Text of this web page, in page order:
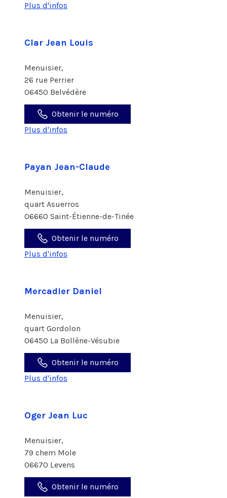
Plus d'infos
Clar Jean Louis
Menuisier,
26 rue Perrier
06450 Belvédère
Obtenir le numéro
Plus d'infos
Payan Jean-Claude
Menuisier,
quart Asuerros
06660 Saint-Étienne-de-Tinée
Obtenir le numéro
Plus d'infos
Mercadier Daniel
Menuisier,
quart Gordolon
06450 La Bollène-Vésubie
Obtenir le numéro
Plus d'infos
Oger Jean Luc
Menuisier,
79 chem Mole
06670 Levens
Obtenir le numéro